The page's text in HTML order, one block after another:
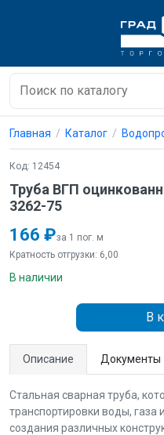
Главная Каталог
Код: 12454
Труба ВГП
3262-75
166 ₽за 1 пог. м
Кратность отгрузки: 6,00
В наличии
В
Описание Документы
Стальная сварная труба,
транспортировки воды, газа
создания различных